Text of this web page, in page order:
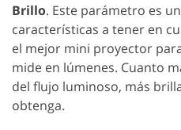
Brillo. Este parámetro es
características a tener en
el mejor mini proyector
mide en lúmenes. Cuanto
del flujo luminoso, más
obtenga.